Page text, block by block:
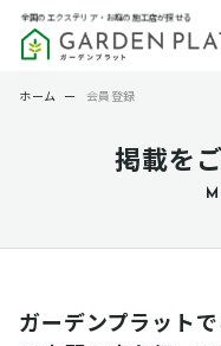
全国のエクステリア・お庭の施工店が探せる
掲載を
ホーム ー 会員登録
ガーデンプラット